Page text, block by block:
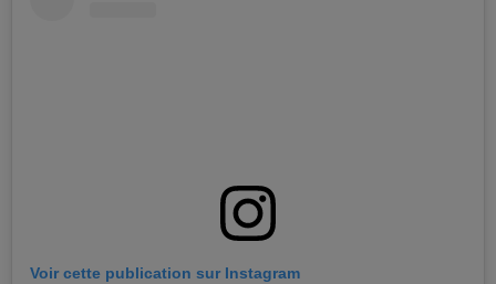
Voir cette publication sur Instagram